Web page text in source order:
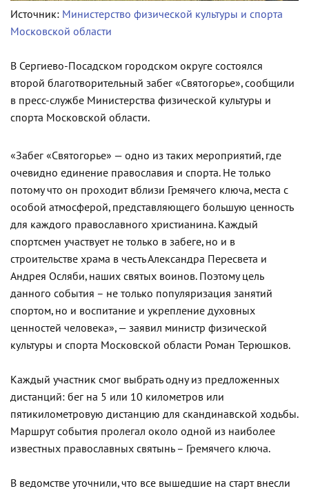
Источник: Министерство физической культуры и спорта
Московской области
В Сергиево-Посадском городском округе состоялся
второй благотворительный забег «Святогорье», сообщили
в пресс-службе Министерства физической культуры и
спорта Московской области.
«Забег «Святогорье» — одно из таких мероприятий, где
очевидно единение православия и спорта. Не только
потому что он проходит вблизи Гремячего ключа, места с
особой атмосферой, представляющего большую ценность
для каждого православного христианина. Каждый
спортсмен участвует не только в забеге, но и в
строительстве храма в честь Александра Пересвета и
Андрея Осляби, наших святых воинов. Поэтому цель
данного события – не только популяризация занятий
спортом, но и воспитание и укрепление духовных
ценностей человека», — заявил министр физической
культуры и спорта Московской области Роман Терюшков.
Каждый участник смог выбрать одну из предложенных
дистанций: бег на 5 или 10 километров или
пятикилометровую дистанцию для скандинавской ходьбы.
Маршрут события пролегал около одной из наиболее
известных православных святынь – Гремячего ключа.
В ведомстве уточнили, что все вышедшие на старт внесли